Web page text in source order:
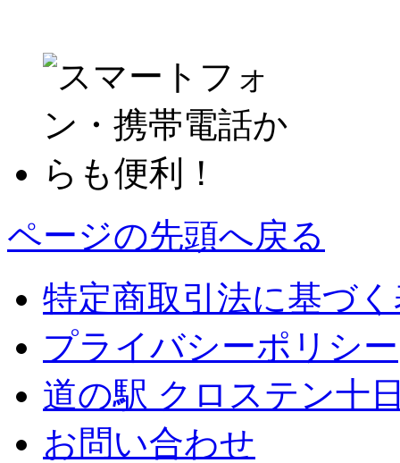
ページの先頭へ戻る
特定商取引法に基づ
プライバシーポリシー
道の駅 クロステン十
お問い合わせ